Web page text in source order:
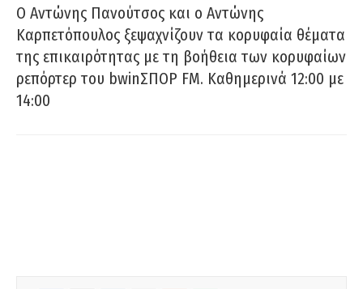
Ο Αντώνης Πανούτσος και ο Αντώνης
Καρπετόπουλος ξεψαχνίζουν τα κορυφαία θέματα
της επικαιρότητας με τη βοήθεια των κορυφαίων
ρεπόρτερ του bwinΣΠΟΡ FM. Καθημερινά 12:00 με
14:00